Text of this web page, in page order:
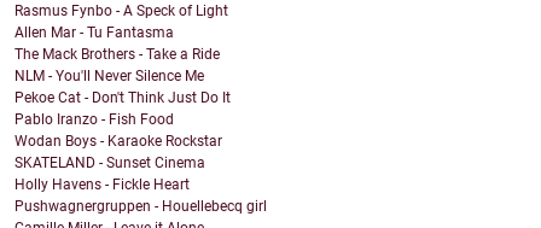
Rasmus Fynbo - A Speck of Light
Allen Mar - Tu Fantasma
The Mack Brothers - Take a Ride
NLM - You'll Never Silence Me
Pekoe Cat - Don't Think Just Do It
Pablo Iranzo - Fish Food
Wodan Boys - Karaoke Rockstar
SKATELAND - Sunset Cinema
Holly Havens - Fickle Heart
Pushwagnergruppen - Houellebecq girl